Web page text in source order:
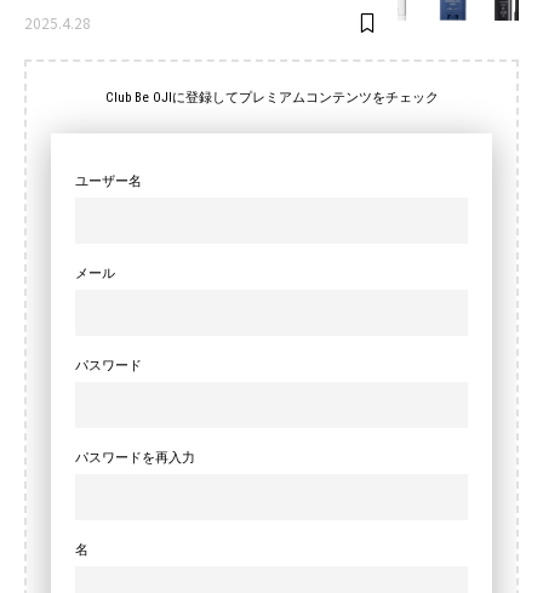
2025.4.28
Club Be OJIに登録してプレミアムコンテンツをチェック
ユーザー名
メール
パスワード
パスワードを再入力
名